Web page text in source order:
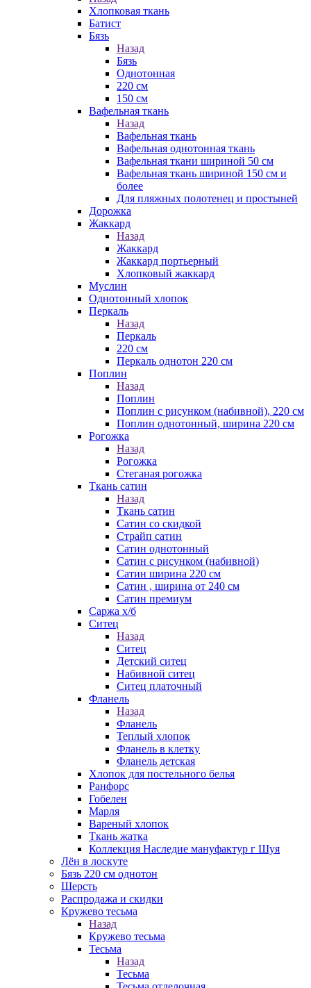
Хлопковая ткань
Батист
Бязь
Назад
Бязь
Однотонная
220 см
150 см
Вафельная ткань
Назад
Вафельная ткань
Вафельная однотонная ткань
Вафельная ткани шириной 50 см
Вафельная ткань шириной 150 см и
более
Для пляжных полотенец и простыней
Дорожка
Жаккард
Назад
Жаккард
Жаккард портьерный
Хлопковый жаккард
Муслин
Однотонный хлопок
Перкаль
Назад
Перкаль
220 см
Перкаль однотон 220 см
Поплин
Назад
Поплин
Поплин с рисунком (набивной), 220 см
Поплин однотонный, ширина 220 см
Рогожка
Назад
Рогожка
Стеганая рогожка
Ткань сатин
Назад
Ткань сатин
Сатин со скидкой
Страйп сатин
Сатин однотонный
Сатин с рисунком (набивной)
Сатин ширина 220 см
Сатин , ширина от 240 см
Сатин премиум
Саржа х/б
Ситец
Назад
Ситец
Детский ситец
Набивной ситец
Ситец платочный
Фланель
Назад
Фланель
Теплый хлопок
Фланель в клетку
Фланель детская
Хлопок для постельного белья
Ранфорс
Гобелен
Марля
Вареный хлопок
Ткань жатка
Коллекция Наследие мануфактур г Шуя
Лён в лоскуте
Бязь 220 см однотон
Шерсть
Распродажа и скидки
Кружево тесьма
Назад
Кружево тесьма
Тесьма
Назад
Тесьма